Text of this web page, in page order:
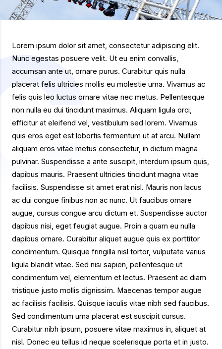
Lorem ipsum dolor sit amet, consectetur adipiscing elit.
Nunc egestas posuere velit. Ut eu enim convallis,
accumsan ante ut, ornare purus. Curabitur quis nulla
placerat felis ultricies mollis eu molestie urna. Vivamus ac
felis quis leo luctus ornare vitae nec metus. Pellentesque
non nulla eu dui tincidunt maximus. Aliquam ligula orci,
efficitur at eleifend vel, vestibulum sed lorem. Vivamus
quis eros eget est lobortis fermentum ut at arcu. Nullam
aliquam eros vitae metus consectetur, in dictum magna
pulvinar. Suspendisse a ante suscipit, interdum ipsum quis,
dapibus mauris. Praesent ultricies tincidunt magna vitae
facilisis. Suspendisse sit amet erat nisl. Mauris non lacus
ac dui congue finibus non ac nunc. Ut faucibus ornare
augue, cursus congue arcu dictum et. Suspendisse auctor
dapibus nisi, eget feugiat augue. Proin a quam eu nulla
dapibus ornare. Curabitur aliquet augue quis ex porttitor
condimentum. Quisque fringilla nisl tortor, vulputate varius
ligula blandit vitae. Sed nisi sapien, pellentesque ut
condimentum vel, elementum et lectus. Praesent ac diam
tristique justo mollis dignissim. Maecenas tempor augue
ac facilisis facilisis. Quisque iaculis vitae nibh sed faucibus.
Sed condimentum urna placerat est suscipit cursus.
Curabitur nibh ipsum, posuere vitae maximus in, aliquet at
nisl. Donec eu tellus id neque scelerisque porta et in justo.